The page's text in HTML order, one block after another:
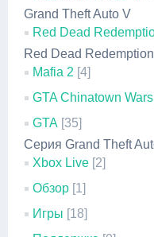
Grand Theft Auto V
Red Dead
Red Dead Redemption
Mafia 2 [4]
GTA Chinatown Wars
GTA [35]
Серия Grand Theft
Xbox Live [2]
Обзор [1]
Игры [18]